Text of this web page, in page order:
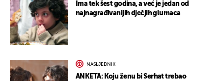
Ima tek šest godina, a već je jedan od
najnagrađivanijih dječjih glumaca
NASLJEDNIK
ANKETA: Koju ženu bi Serhat trebao